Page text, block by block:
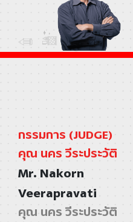
กรรมการ (JUDGE)
คุณ นคร วีระประวัติ
Mr. Nakorn
Veerapravati
คุณ นคร วีระประวัติ